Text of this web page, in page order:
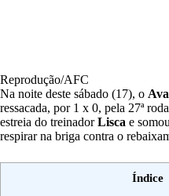
Reprodução/AFC
Na noite deste sábado (17), o
ressacada, por 1 x 0, pela 27ª
estreia do treinadorLisca e
respirar na briga contra o
Índice